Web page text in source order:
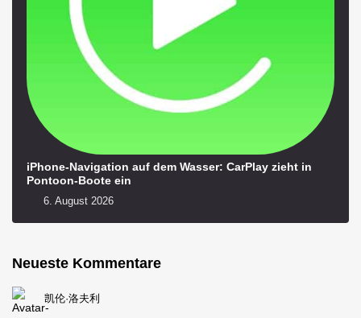
iPhone-Navigation auf dem Wasser: CarPlay zieht in
Pontoon-Boote ein
6. August 2026
Neueste Kommentare
凯伦·洛夫利